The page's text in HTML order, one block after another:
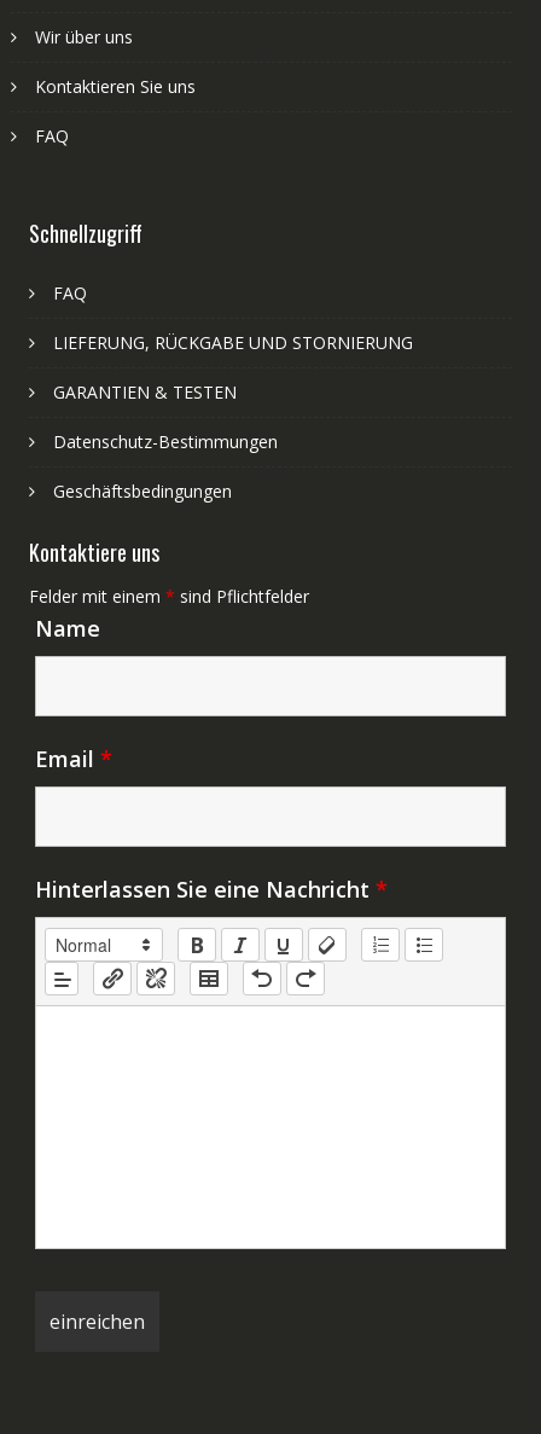
Wir über uns
Kontaktieren Sie uns
FAQ
Schnellzugriff
FAQ
LIEFERUNG, RÜCKGABE UND STORNIERUNG
GARANTIEN & TESTEN
Datenschutz-Bestimmungen
Geschäftsbedingungen
Kontaktiere uns
Felder mit einem * sind Pflichtfelder
Name
Email *
Hinterlassen Sie eine Nachricht *